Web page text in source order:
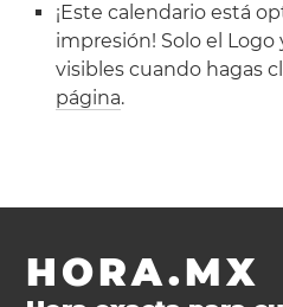
¡Este calendario está
impresión! Solo el Logo
visibles cuando hagas
página.
HORA.MX